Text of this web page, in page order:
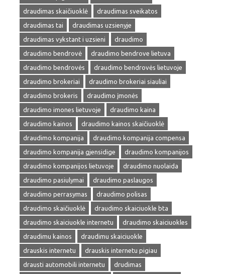
draudimas skaičiuoklė
draudimas sveikatos
draudimas tai
draudimas uzsienyje
draudimas vykstant i uzsieni
draudimo
draudimo bendrovė
draudimo bendrove lietuva
draudimo bendrovės
draudimo bendrovės lietuvoje
draudimo brokeriai
draudimo brokeriai siauliai
draudimo brokeris
draudimo įmonės
draudimo imones lietuvoje
draudimo kaina
draudimo kainos
draudimo kainos skaičiuoklė
draudimo kompanija
draudimo kompanija compensa
draudimo kompanija gjensidige
draudimo kompanijos
draudimo kompanijos lietuvoje
draudimo nuolaida
draudimo pasiulymai
draudimo paslaugos
draudimo perrasymas
draudimo polisas
draudimo skaičiuoklė
draudimo skaiciuokle bta
draudimo skaiciuokle internetu
draudimo skaiciuokles
draudimu kainos
draudimu skaiciuokle
drauskis internetu
drauskis internetu pigiau
drausti automobili internetu
drudimas